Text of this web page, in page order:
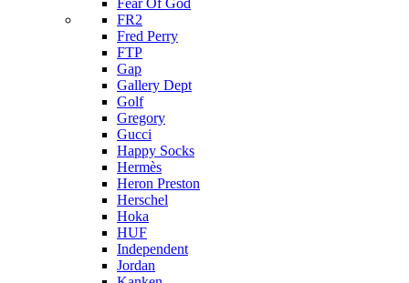
Fear Of God
FR2
Fred Perry
FTP
Gap
Gallery Dept
Golf
Gregory
Gucci
Happy Socks
Hermès
Heron Preston
Hersсhel
Hoka
HUF
Independent
Jordan